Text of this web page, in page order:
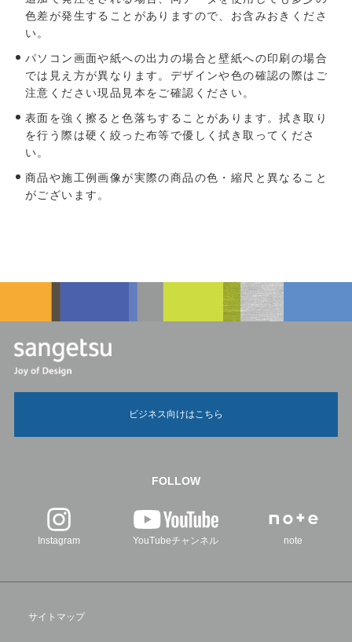
色差が発生することがありますので、お含みおきくださ
い。
パソコン画面や紙への出力の場合と壁紙への印刷の場合
では見え方が異なります。デザインや色の確認の際はご
注意ください現品見本をご確認ください。
表面を強く擦ると色落ちすることがあります。拭き取り
を行う際は硬く絞った布等で優しく拭き取ってくださ
い。
商品や施工例画像が実際の商品の色・縮尺と異なること
がございます。
ビジネス向けはこちら
FOLLOW
Instagram YouTubeチャンネル note
サイトマップ